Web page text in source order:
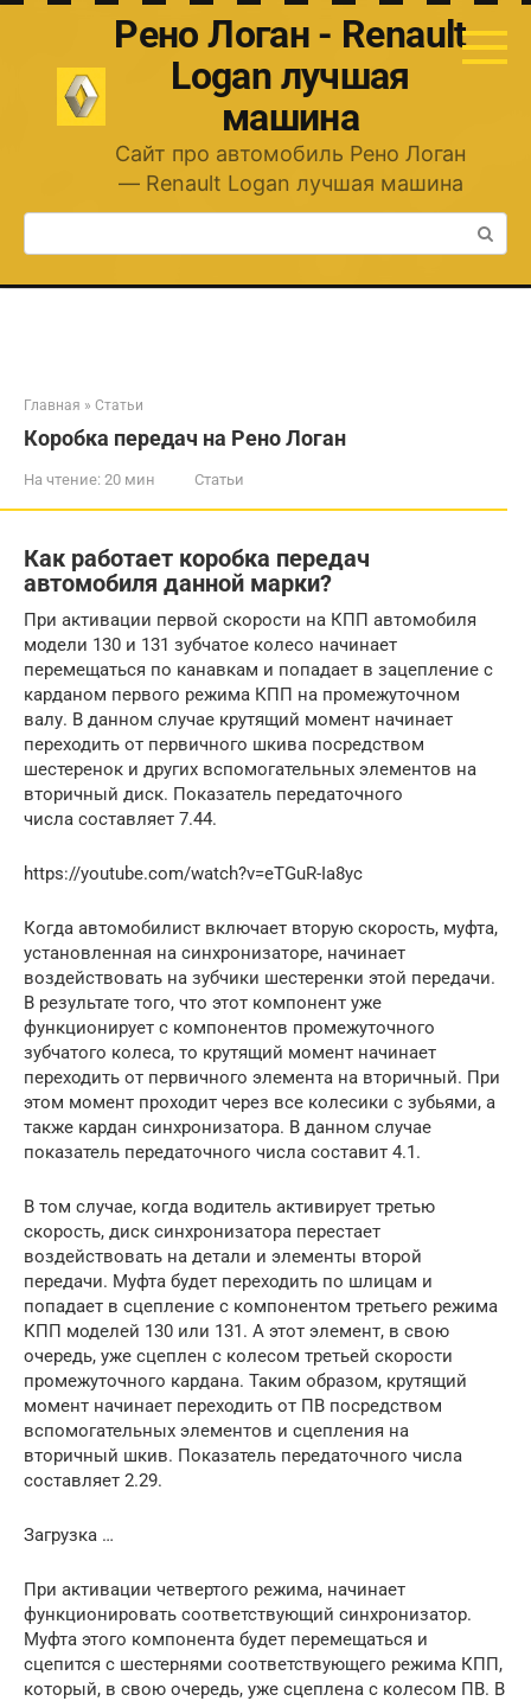
Перейти
Рено Логан - Renault
Logan лучшая
машина
Сайт про автомобиль Рено Логан
— Renault Logan лучшая машина
Поиск:
Главная » Статьи
Коробка передач на Рено Логан
На чтение: 20 мин Статьи
Как работает коробка передач
автомобиля данной марки?
При активации первой скорости на КПП автомобиля
модели 130 и 131 зубчатое колесо начинает
перемещаться по канавкам и попадает в зацепление с
карданом первого режима КПП на промежуточном
валу. В данном случае крутящий момент начинает
переходить от первичного шкива посредством
шестеренок и других вспомогательных элементов на
вторичный диск. Показатель передаточного
числа составляет 7.44.
https://youtube.com/watch?v=eTGuR-Ia8yc
Когда автомобилист включает вторую скорость, муфта,
установленная на синхронизаторе, начинает
воздействовать на зубчики шестеренки этой передачи.
В результате того, что этот компонент уже
функционирует с компонентов промежуточного
зубчатого колеса, то крутящий момент начинает
переходить от первичного элемента на вторичный. При
этом момент проходит через все колесики с зубьями, а
также кардан синхронизатора. В данном случае
показатель передаточного числа составит 4.1.
В том случае, когда водитель активирует третью
скорость, диск синхронизатора перестает
воздействовать на детали и элементы второй
передачи. Муфта будет переходить по шлицам и
попадает в сцепление с компонентом третьего режима
КПП моделей 130 или 131. А этот элемент, в свою
очередь, уже сцеплен с колесом третьей скорости
промежуточного кардана. Таким образом, крутящий
момент начинает переходить от ПВ посредством
вспомогательных элементов и сцепления на
вторичный шкив. Показатель передаточного числа
составляет 2.29.
Загрузка …
При активации четвертого режима, начинает
функционировать соответствующий синхронизатор.
Муфта этого компонента будет перемещаться и
сцепится с шестернями соответствующего режима КПП,
который, в свою очередь, уже сцеплена с колесом ПВ. В